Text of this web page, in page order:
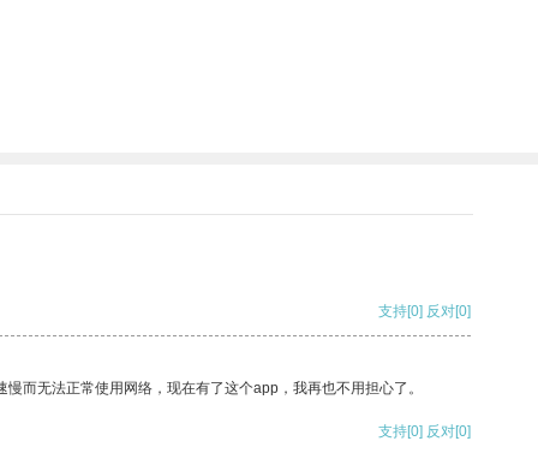
支持[0] 反对[0]
而无法正常使用网络，现在有了这个app，我再也不用担心了。
支持[0] 反对[0]